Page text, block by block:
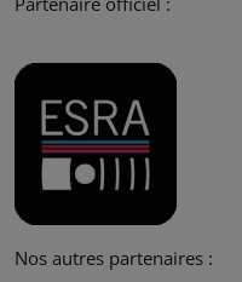
Nos autres partenaires :